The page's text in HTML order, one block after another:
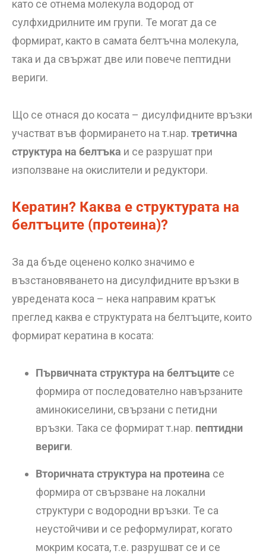
като се отнема молекула водород от
сулфхидрилните им групи. Те могат да се
формират, както в самата белтъчна молекула,
така и да свържат две или повече пептидни
вериги.
Що се отнася до косата – дисулфидните връзки
участват във формирането на т.нар. третична
структура на белтъка и се разрушат при
използване на окислители и редуктори.
Кератин? Каква е структурата на
белтъците (протеина)?
За да бъде оценено колко значимо е
възстановяването на дисулфидните връзки в
увредената коса – нека направим кратък
преглед каква е структурата на белтъците, които
формират кератина в косата:
Първичната структура на белтъците се
формира от последователно навързаните
аминокиселини, свързани с петидни
връзки. Така се формират т.нар. пептидни
вериги.
Вторичната структура на протеина се
формира от свързване на локални
структури с водородни връзки. Те са
неустойчиви и се реформулират, когато
мокрим косата, т.е. разрушват се и се